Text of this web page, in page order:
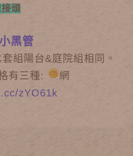
頭
黑管
組陽台&庭院組相同。
有三種:
網
zYO61k